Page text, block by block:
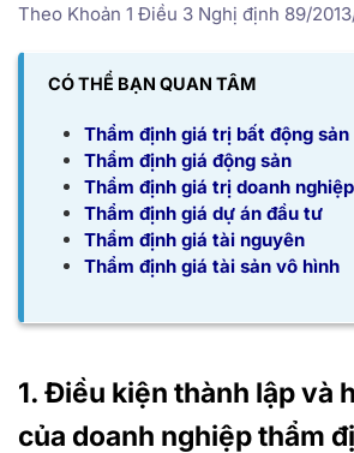
Theo Khoản 1 Điều 3 Nghị định 89/
CÓ THỂ BẠN QUAN TÂM
Thẩm định giá trị bất động sản
Thẩm định giá động sản
Thẩm định giá trị doanh nghiệp
Thẩm định giá dự án đầu tư
Thẩm định giá tài nguyên
Thẩm định giá tài sản vô hình
1. Điều kiện thành lập và
của doanh nghiệp thẩm